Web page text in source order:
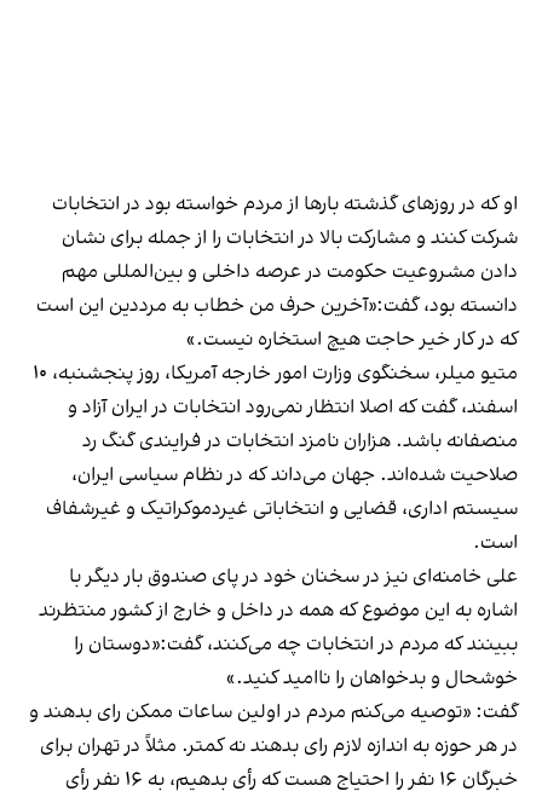
او که در روزهای گذشته بارها از مردم خواسته بود در انتخابات
شرکت کنند و مشارکت بالا در انتخابات را از جمله برای نشان
دادن مشروعیت حکومت در عرصه داخلی و بین‌المللی مهم
دانسته بود، گفت:«آخرین حرف من خطاب به مرددین این است
که در کار خیر حاجت هیچ استخاره نیست.»
متیو میلر، سخنگوی وزارت امور خارجه آمریکا، روز پنجشنبه، ۱۰
اسفند، گفت که اصلا انتظار نمی‌رود انتخابات در ایران آزاد و
منصفانه باشد. هزاران نامزد انتخابات در فرایندی گنگ رد
صلاحیت شده‌اند. جهان می‌داند که در نظام سیاسی ایران،
سیستم اداری، قضایی و انتخاباتی غیردموکراتیک و غیرشفاف
است.
علی خامنه‌ای نیز در سخنان خود در پای صندوق بار دیگر با
اشاره به این موضوع که همه در داخل و خارج از کشور منتظرند
ببینند که مردم در انتخابات چه می‌کنند، گفت:«دوستان را
خوشحال و بدخواهان را ناامید کنید.»
گفت: «توصیه می‌کنم مردم در اولین ساعات ممکن رای بدهند و
در هر حوزه به اندازه لازم رای بدهند نه کمتر. مثلاً در تهران برای
خبرگان ۱۶ نفر را احتیاج هست که رأی بدهیم، به ۱۶ نفر رأی